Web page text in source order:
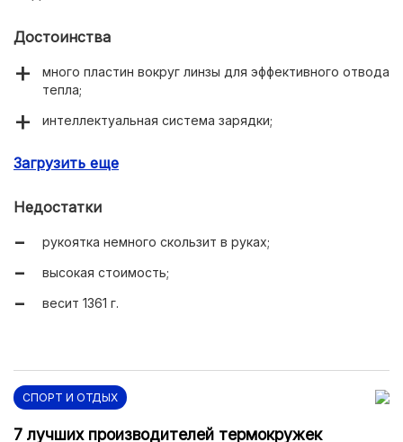
Достоинства
много пластин вокруг линзы для эффективного отвода
тепла;
интеллектуальная система зарядки;
Загрузить еще
Недостатки
рукоятка немного скользит в руках;
высокая стоимость;
весит 1361 г.
СПОРТ И ОТДЫХ
7 лучших производителей термокружек